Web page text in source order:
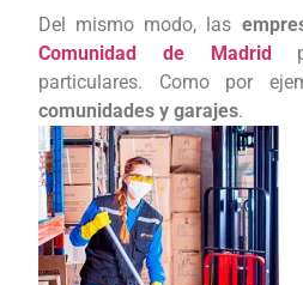
Del mismo modo, las
Comunidad de Madrid
particulares. Como por
comunidades y garajes.